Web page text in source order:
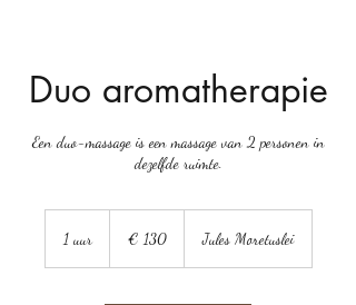
Duo aromatherapie
Een duo-massage is een massage van 2 personen in
dezelfde ruimte.
1 uur1
€ 130 Jules Moretuslei